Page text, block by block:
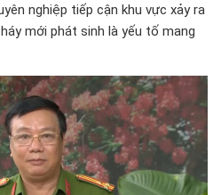
nghiệp tiếp cận khu vực xảy ra
mới phát sinh là yếu tố mang